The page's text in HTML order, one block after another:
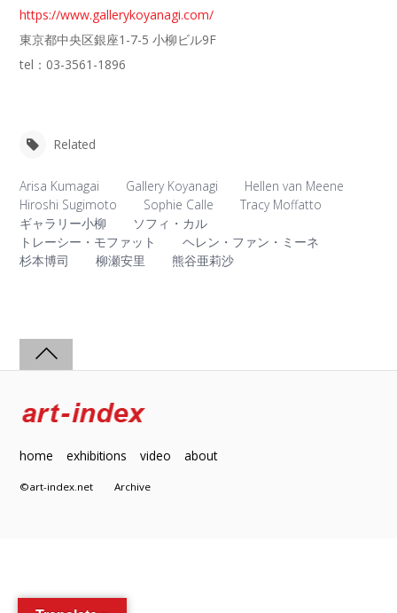
https://www.gallerykoyanagi.com/
東京都中央区銀座1-7-5 小柳ビル9F
tel：03-3561-1896
Related
Arisa Kumagai Gallery Koyanagi
Hellen van Meene
Hiroshi Sugimoto
Sophie Calle
Tracy Moffatto
ギャラリー小柳
ソフィ・カル
トレーシー・モファット
ヘレン・ファン・ミーネ
杉本博司
柳瀬安里 熊谷亜莉沙
home exhibitions video about
©art-index.netArchive